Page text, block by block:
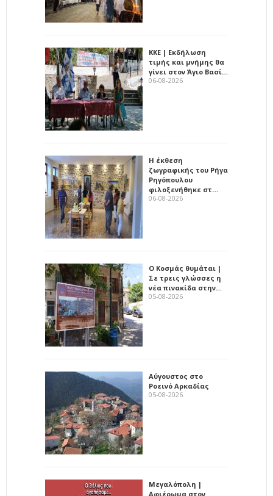
ΚΚΕ | Εκδήλωση
τιμής και μνήμης θα
γίνει στον Άγιο Βασί…
06-08-2026
Η έκθεση
ζωγραφικής του Ρήγα
Ρηγόπουλου
φιλοξενήθηκε στ…
06-08-2026
Ο Κοσμάς θυμάται |
Σε τρεις γλώσσες η
νέα πινακίδα στην…
05-08-2026
Αύγουστος στο
Ροεινό Αρκαδίας
05-08-2026
Μεγαλόπολη |
Αφιέρωμα στον